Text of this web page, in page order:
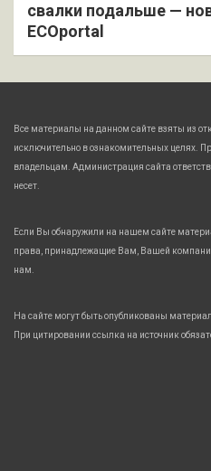
свалки подальше —
ECOportal
Все материалы на данном сайте взяты из
исключительно в ознакомительных целях.
владельцам. Администрация сайта
несет.
Если Вы обнаружили на нашем сайте
права, принадлежащие Вам, Вашей
нам.
На сайте могут быть опубликованы
При цитировании ссылка на источник